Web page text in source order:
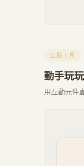
互動工具
動手玩
用互動元件